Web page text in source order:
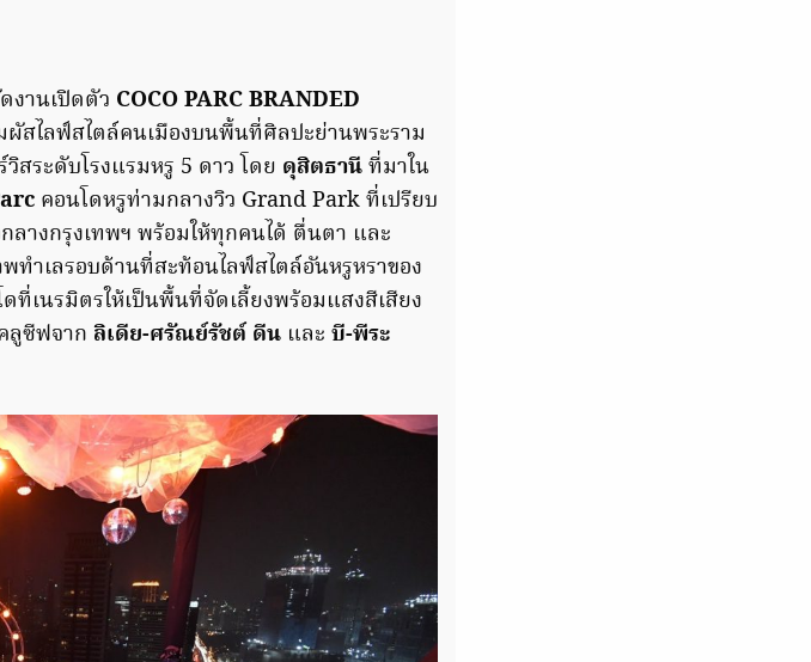
งานเปิดตัว COCO PARC BRANDED
สไลฟ์สไตล์คนเมืองบนพื้นที่ศิลปะย่านพระราม
ระดับโรงแรมหรู 5 ดาว โดย ดุสิตธานีที่มาใน
คอนโดหรูท่ามกลางวิว Grand Park ที่เปรียบ
ลางกรุงเทพฯ พร้อมให้ทุกคนได้ ตื่นตา และ
ำเลรอบด้านที่สะท้อนไลฟ์สไตล์อันหรูหราของ
ที่เนรมิตรให้เป็นพื้นที่จัดเลี้ยงพร้อมแสงสีเสียง
ลูซีฟจาก ลิเดีย-ศรัณย์รัชต์ ดีน และ บี-พีระ